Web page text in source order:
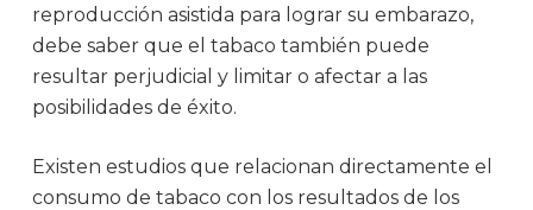
reproducción asistida para lograr su embarazo,
debe saber que el tabaco también puede
resultar perjudicial y limitar o afectar a las
posibilidades de éxito.
Existen estudios que relacionan directamente el
consumo de tabaco con los resultados de los